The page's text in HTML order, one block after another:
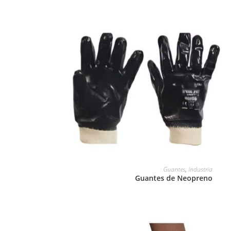
Guantes,Industria
Guantes de Neopreno